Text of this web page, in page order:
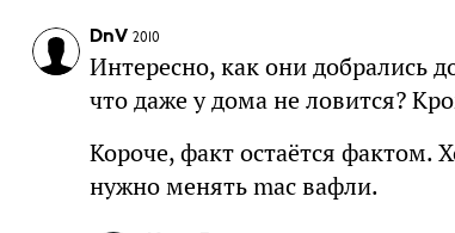
DnV 2010
Интересно, как они добрались
что даже у дома не ловится?
Короче, факт остаётся фактом.
нужно менять mac вафли.